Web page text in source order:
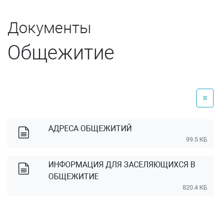
Документы
Общежитие
≡
АДРЕСА ОБЩЕЖИТИЙ
99.5 КБ
ИНФОРМАЦИЯ ДЛЯ ЗАСЕЛЯЮЩИХСЯ В
ОБЩЕЖИТИЕ
820.4 КБ